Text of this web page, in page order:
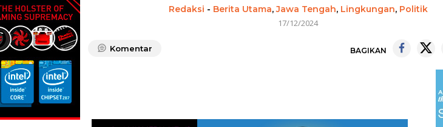
Redaksi - Berita Utama,Jawa Tengah, Lingkungan, Politik
17/12/2024
Komentar BAGIKAN